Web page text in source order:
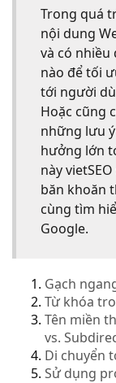
Trong quá
nội dung
và có
nào để tối
tới người
Hoặc cũng
những lưu
hưởng lớn
này
băn khoăn
cùng tìm
Google.
Gạch
Từ khóa
Tên miền
vs.
Di chuyển
Sử dụng